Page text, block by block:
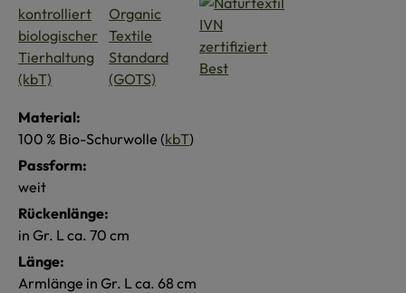
Material:
100 % Bio-Schurwolle (kbT)
Passform:
weit
Rückenlänge:
in Gr. L ca. 70 cm
Länge:
Armlänge in Gr. L ca. 68 cm